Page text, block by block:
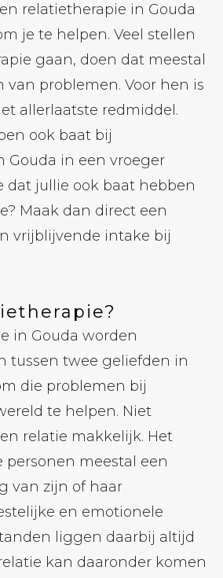
relatietherapie in Gouda
je te helpen. Veel stellen
gaan, doen dat meestal
van problemen. Voor hen is
allerlaatste redmiddel.
ook baat bij
Gouda in een vroeger
dat jullie ook baat hebben
Maak dan direct een
vrijblijvende intake bij
in Gouda worden
tussen twee geliefden in
die problemen bij
te helpen. Niet
relatie makkelijk. Het
personen meestal een
van zijn of haar
en emotionele
liggen daarbij altijd
kan daaronder komen